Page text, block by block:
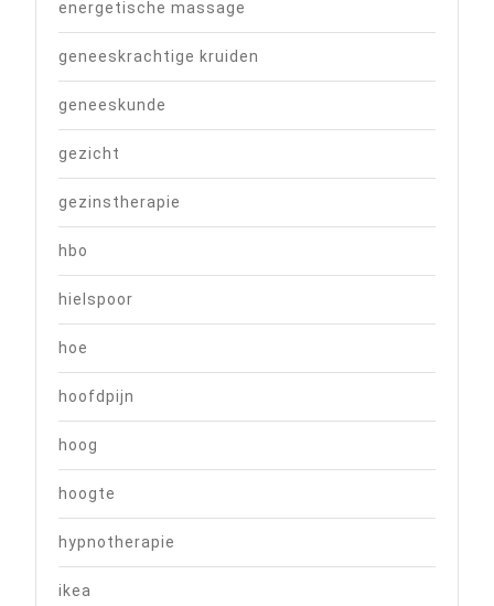
energetische massage
geneeskrachtige kruiden
geneeskunde
gezicht
gezinstherapie
hbo
hielspoor
hoe
hoofdpijn
hoog
hoogte
hypnotherapie
ikea